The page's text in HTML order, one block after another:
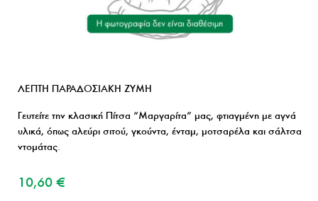
ΛΕΠΤΗ ΠΑΡΑΔΟΣΙΑΚΗ ΖΥΜΗ
Γευτείτε την κλασική Πίτσα “Μαργαρίτα” μας, φτιαγμένη με αγνά
υλικά, όπως αλεύρι σιτού, γκούντα, ένταμ, μοτσαρέλα και σάλτσα
ντομάτας.
10,60€